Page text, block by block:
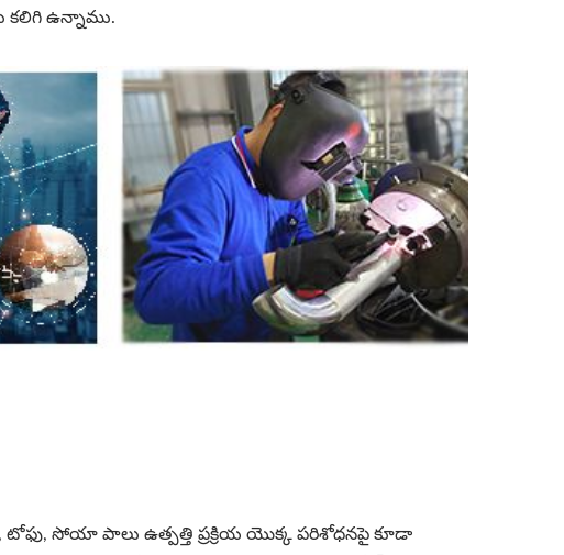
కలిగి ఉన్నాము.
టోఫు, సోయా పాలు ఉత్పత్తి ప్రక్రియ యొక్క పరిశోధనపై కూడా